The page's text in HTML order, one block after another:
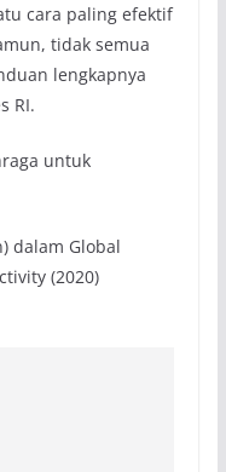
cara paling efektif
tidak semua
lengkapnya
RI.
untuk
dalam Global
(2020)